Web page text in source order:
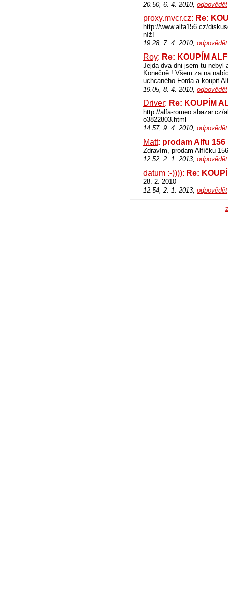
20.50, 6. 4. 2010, odpovědět
proxy.mvcr.cz: Re:
http://www.alfa156.cz/
níž!
19.28, 7. 4. 2010, odpovědět
Roy: Re: KOUPÍM
Jejda dva dni jsem tu nebyl
Konečně ! Všem za na
uchcaného Forda a koupit
19.05, 8. 4. 2010, odpovědět
Driver: Re: KOUPÍM
http://alfa-romeo.sbazar.cz/
o3822803.html
14.57, 9. 4. 2010, odpovědět
Matt: prodam Alfu 156
Zdravím, prodam Alfíčku
12.52, 2. 1. 2013, odpovědět
datum :-)))): Re:
28. 2. 2010
12.54, 2. 1. 2013, odpovědět